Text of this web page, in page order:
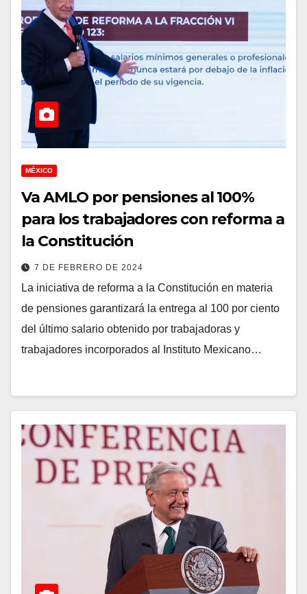
MÉXICO
Va AMLO por pensiones al 100%
para los trabajadores con reforma a
la Constitución
7 DE FEBRERO DE 2024
La iniciativa de reforma a la Constitución en materia
de pensiones garantizará la entrega al 100 por ciento
del último salario obtenido por trabajadoras y
trabajadores incorporados al Instituto Mexicano…